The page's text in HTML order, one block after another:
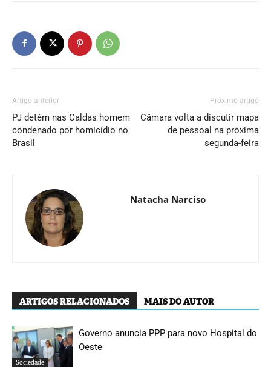
Artigo anterior
PJ detém nas Caldas homem
condenado por homicídio no
Brasil
Próximo artigo
Câmara volta a discutir mapa
de pessoal na próxima
segunda-feira
Natacha Narciso
ARTIGOS RELACIONADOS MAIS DO AUTOR
Sociedade
Governo anuncia PPP para novo Hospital do
Oeste